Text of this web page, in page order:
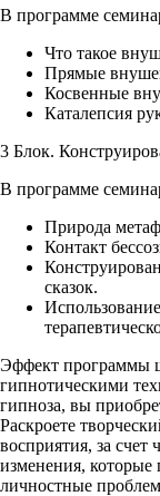
В программе
Что такое
Прямые
Косвенные
Каталепсия
3 Блок.
В программе
Природа
Контакт
сказок.
Эффект программы
гипнотическими
гипноза, вы
Раскроете
восприятия, за счет
изменения, которые
личностные